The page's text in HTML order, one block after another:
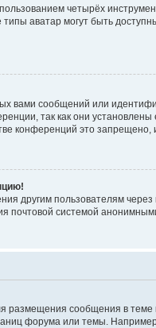
четырёх
аватар могут быть
вами сообщений или
так как они
конференций это
другим пользователям
почтовой системой
сообщения в
форума или темы.